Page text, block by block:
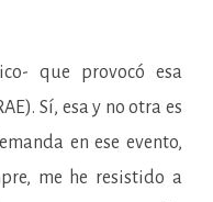
que provocó esa
Sí, esa y no otra es
en ese evento,
me he resistido a